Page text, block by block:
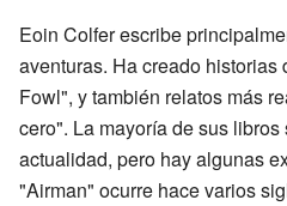
Eoin Colfer escribe
aventuras. Ha creado historias
Fowl", y también relatos más
cero". La mayoría de sus
actualidad, pero hay algunas
"Airman" ocurre hace varios